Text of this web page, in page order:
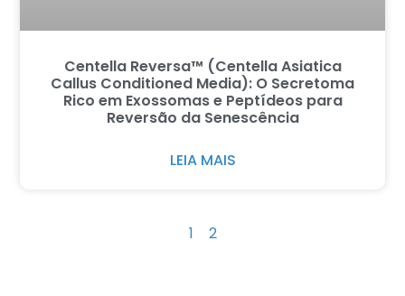
Centella Reversa™ (Centella Asiatica
Callus Conditioned Media): O Secretoma
Rico em Exossomas e Peptídeos para
Reversão da Senescência
LEIA MAIS
1 2